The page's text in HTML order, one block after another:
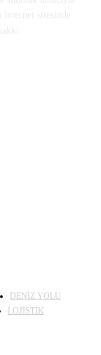
DENİZ YOLU
LOJİSTİK